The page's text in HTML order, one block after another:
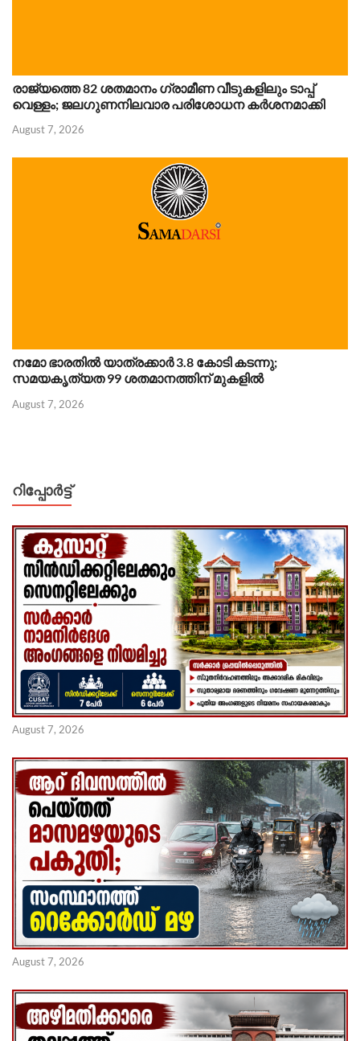
രാജ്യത്തെ 82 ശതമാനം ഗ്രാമീണ വീടുകളിലും ടാപ്പ്
വെള്ളം; ജലഗുണനിലവാര പരിശോധന കർശനമാക്കി
August 7, 2026
നമോ ഭാരതിൽ യാത്രക്കാർ 3.8 കോടി കടന്നു;
സമയകൃത്യത 99 ശതമാനത്തിന് മുകളിൽ
August 7, 2026
റിപ്പോര്‍ട്ട്
August 7, 2026
August 7, 2026